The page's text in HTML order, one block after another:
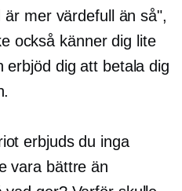
mer värdefull än så",
också känner dig lite
erbjöd dig att betala dig
erbjuds du inga
vara bättre än